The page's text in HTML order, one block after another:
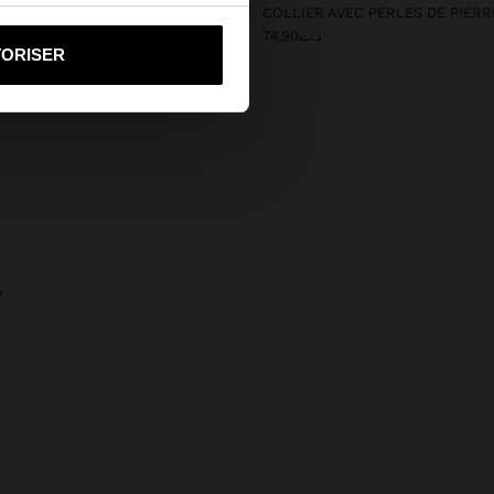
vers United States
EN CUIR AVEC FRANGES
د.ت74,90